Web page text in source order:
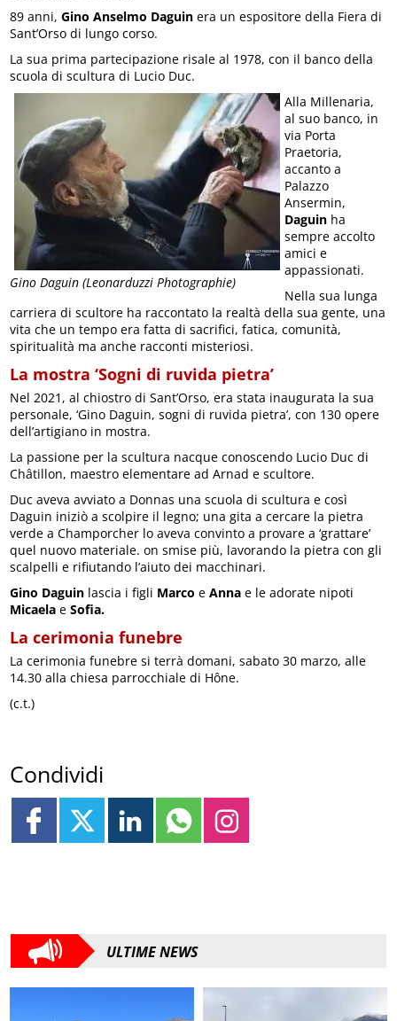
89 anni,Gino Anselmo Daguin era un espositore della Fiera di
Sant’Orso di lungo corso.
La sua prima partecipazione risale al 1978, con il banco della
scuola di scultura di Lucio Duc.
Gino Daguin (Leonarduzzi Photographie)
Alla Millenaria,
al suo banco, in
via Porta
Praetoria,
accanto a
Palazzo
Ansermin,
Daguin ha
sempre accolto
amici e
appassionati.
Nella sua lunga
carriera di scultore ha raccontato la realtà della sua gente, una
vita che un tempo era fatta di sacrifici, fatica, comunità,
spiritualità ma anche racconti misteriosi.
La mostra ‘Sogni di ruvida pietra’
Nel 2021, al chiostro di Sant’Orso, era stata inaugurata la sua
personale, ‘Gino Daguin, sogni di ruvida pietra’, con 130 opere
dell’artigiano in mostra.
La passione per la scultura nacque conoscendo Lucio Duc di
Châtillon, maestro elementare ad Arnad e scultore.
Duc aveva avviato a Donnas una scuola di scultura e così
Daguin iniziò a scolpire il legno; una gita a cercare la pietra
verde a Champorcher lo aveva convinto a provare a ‘grattare’
quel nuovo materiale. on smise più, lavorando la pietra con gli
scalpelli e rifiutando l’aiuto dei macchinari.
Gino Daguin lascia i figli Marco e Anna e le adorate nipoti
Micaela eSofia.
La cerimonia funebre
La cerimonia funebre si terrà domani, sabato 30 marzo, alle
14.30 alla chiesa parrocchiale di Hône.
(c.t.)
Condividi
ULTIME NEWS